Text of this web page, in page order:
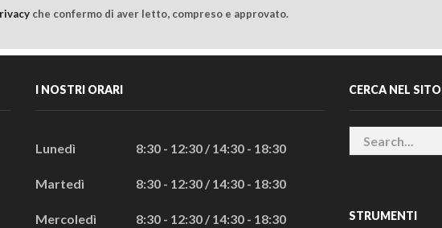
che confermo di aver letto, compreso e approvato.
I NOSTRI ORARI
Lunedì 8:30 - 12:30 / 14:30 - 18:30
Martedì 8:30 - 12:30 / 14:30 - 18:30
Mercoledì 8:30 - 12:30 / 14:30 - 18:30
CERCA NEL SITO
STRUMENTI